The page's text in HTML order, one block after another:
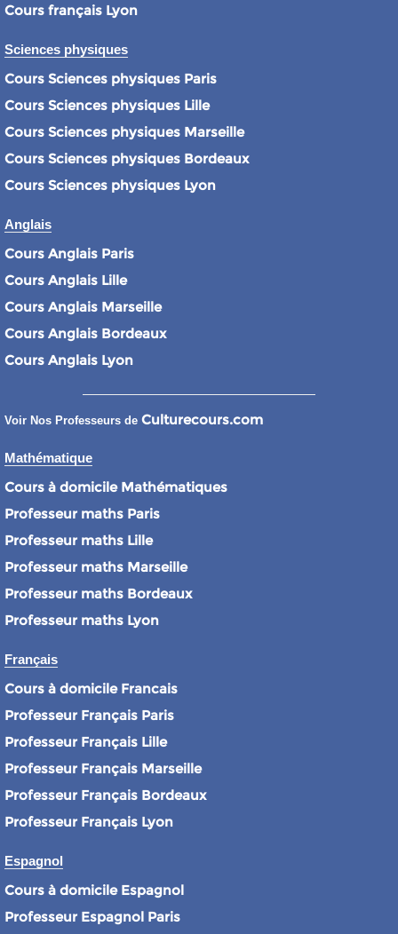
Cours français Lyon
Sciences physiques
Cours Sciences physiques Paris
Cours Sciences physiques Lille
Cours Sciences physiques Marseille
Cours Sciences physiques Bordeaux
Cours Sciences physiques Lyon
Anglais
Cours Anglais Paris
Cours Anglais Lille
Cours Anglais Marseille
Cours Anglais Bordeaux
Cours Anglais Lyon
Voir Nos Professeurs de Culturecours.com
Mathématique
Cours à domicile Mathématiques
Professeur maths Paris
Professeur maths Lille
Professeur maths Marseille
Professeur maths Bordeaux
Professeur maths Lyon
Français
Cours à domicile Francais
Professeur Français Paris
Professeur Français Lille
Professeur Français Marseille
Professeur Français Bordeaux
Professeur Français Lyon
Espagnol
Cours à domicile Espagnol
Professeur Espagnol Paris